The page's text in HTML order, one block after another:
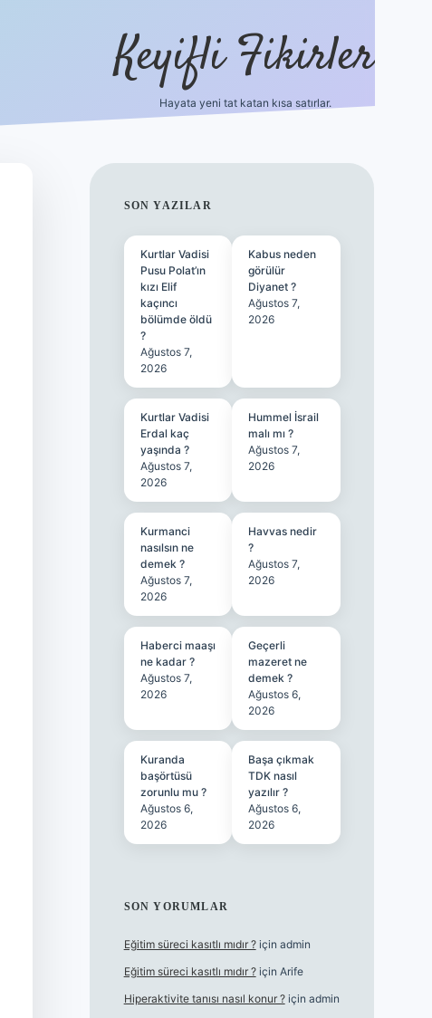
Keyifli Fikirler
Hayata yeni tat katan kısa satırlar.
SIDEBAR
SON YAZILAR
Kurtlar Vadisi
Pusu Polat’ın
kızı Elif
kaçıncı
bölümde öldü
?
Ağustos 7,
2026
Kabus neden
görülür
Diyanet ?
Ağustos 7,
2026
Kurtlar Vadisi
Erdal kaç
yaşında ?
Ağustos 7,
2026
Hummel İsrail
malı mı ?
Ağustos 7,
2026
Kurmanci
nasılsın ne
demek ?
Ağustos 7,
2026
Havvas nedir
?
Ağustos 7,
2026
Haberci maaşı
ne kadar ?
Ağustos 7,
2026
Geçerli
mazeret ne
demek ?
Ağustos 6,
2026
Kuranda
başörtüsü
zorunlu mu ?
Ağustos 6,
2026
Başa çıkmak
TDK nasıl
yazılır ?
Ağustos 6,
2026
SON YORUMLAR
Eğitim süreci kasıtlı mıdır ?için admin
Eğitim süreci kasıtlı mıdır ?için Arife
Hiperaktivite tanısı nasıl konur ?için admin
vd casino giriş